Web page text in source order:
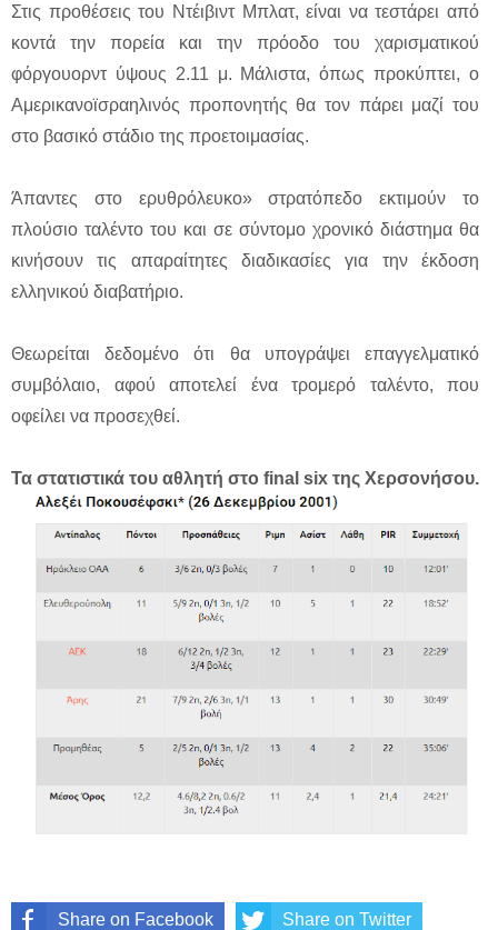
Στις προθέσεις του Ντέιβιντ Μπλατ, είναι να τεστάρει από
κοντά την πορεία και την πρόοδο του χαρισματικού
φόργουορντ ύψους 2.11 μ. Μάλιστα, όπως προκύπτει, ο
Αμερικανοϊσραηλινός προπονητής θα τον πάρει μαζί του
στο βασικό στάδιο της προετοιμασίας.
Άπαντες στο ερυθρόλευκο» στρατόπεδο εκτιμούν το
πλούσιο ταλέντο του και σε σύντομο χρονικό διάστημα θα
κινήσουν τις απαραίτητες διαδικασίες για την έκδοση
ελληνικού διαβατήριο.
Θεωρείται δεδομένο ότι θα υπογράψει επαγγελματικό
συμβόλαιο, αφού αποτελεί ένα τρομερό ταλέντο, που
οφείλει να προσεχθεί.
Τα στατιστικά του αθλητή στο final six της Χερσονήσου.
Share on Facebook Share on Twitter